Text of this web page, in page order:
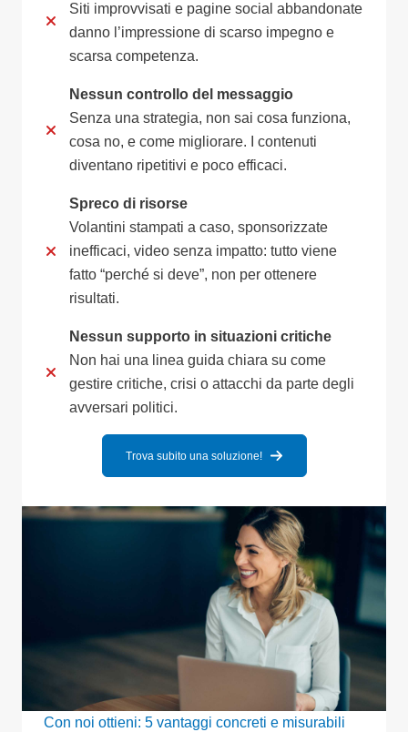
Siti improvvisati e pagine social abbandonate
danno l’impressione di scarso impegno e
scarsa competenza.
Nessun controllo del messaggio
Senza una strategia, non sai cosa funziona,
cosa no, e come migliorare. I contenuti
diventano ripetitivi e poco efficaci.
Spreco di risorse
Volantini stampati a caso, sponsorizzate
inefficaci, video senza impatto: tutto viene
fatto “perché si deve”, non per ottenere
risultati.
Nessun supporto in situazioni critiche
Non hai una linea guida chiara su come
gestire critiche, crisi o attacchi da parte degli
avversari politici.
Trova subito una soluzione!
Con noi ottieni: 5 vantaggi concreti e misurabili